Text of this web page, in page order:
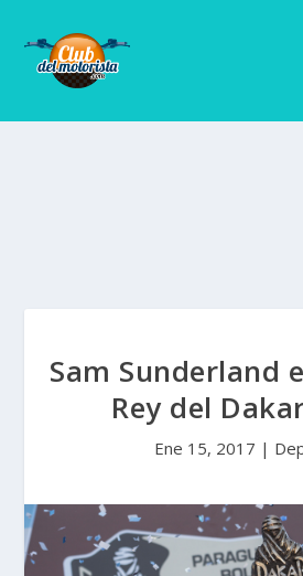
Sam Sunderland
Rey del
Ene 15, 2017 |